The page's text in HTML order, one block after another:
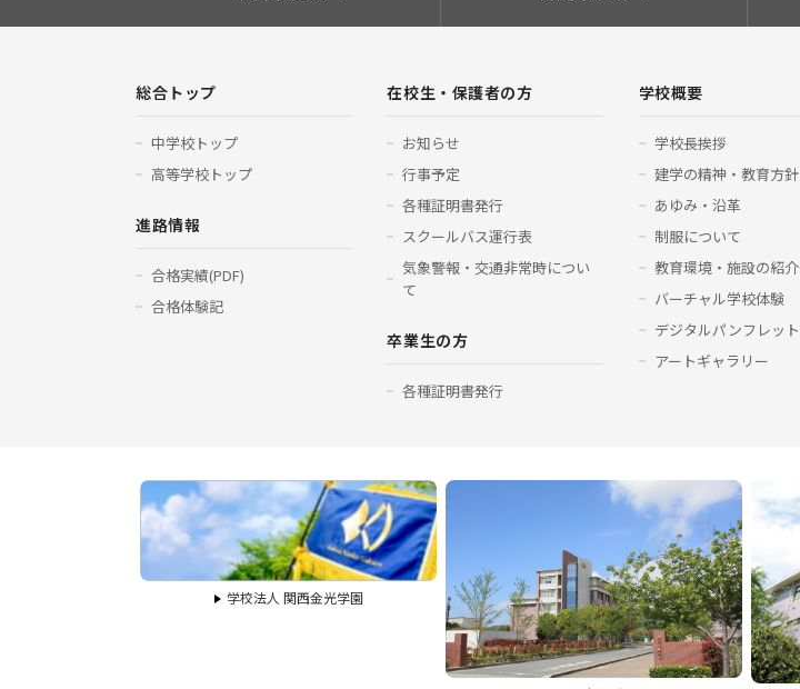
総合トップ
中学校トップ
高等学校トップ
進路情報
合格実績(PDF)
合格体験記
在校生・保護者の方
お知らせ
行事予定
各種証明書発行
スクールバス運行表
気象警報・交通非常時につい
て
卒業生の方
各種証明書発行
学校概要
学校長挨拶
建学の精神・教育方針
あゆみ・沿革
制服について
教育環境・施設の紹介
バーチャル学校体験
デジタルパンフレット
アートギャラリー
学校法人 関西金光学園